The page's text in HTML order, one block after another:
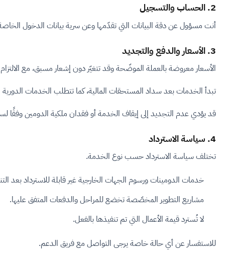
2. الحساب والتسجيل
أنت مسؤول عن دقة البيانات التي تقدّمها وعن سرية بيانات الدخول
3. الأسعار والدفع والتجديد
الأسعار معروضة بالعملة الموضّحة وقد تتغيّر دون إشعار مسبق، مع
تبدأ الخدمات بعد سداد المستحقات المالية، كما تتطلب الخدمات الدورية
قد يؤدي عدم التجديد إلى إيقاف الخدمة أو فقدان ملكية الدومين وفقًا
4. سياسة الاسترداد
تختلف سياسة الاسترداد حسب نوع الخدمة.
خدمات الدومينات ورسوم الجهات الخارجية غير قابلة للاسترداد بعد
مشاريع التطوير المخصّصة تخضع للمراحل والدفعات المتفق عليها.
لا تُسترد قيمة الأعمال التي تم تنفيذها بالفعل.
للاستفسار عن أي حالة خاصة يرجى التواصل مع فريق الدعم.